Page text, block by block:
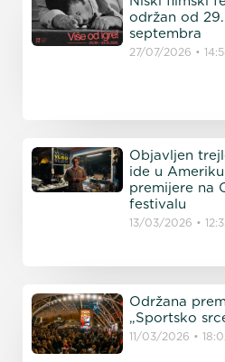
održan od
septembra
27/07/2026
Objavljen
ide u
premijere na
festivalu
13/03/2026
Održana
„Sportsko
11/03/2026